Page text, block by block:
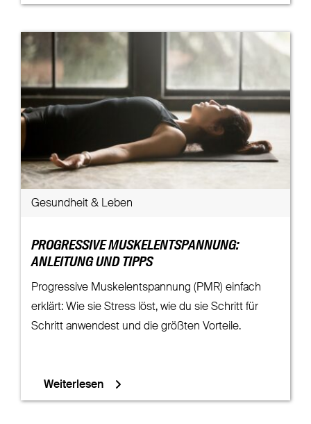
Gesundheit & Leben
PROGRESSIVE MUSKELENTSPANNUNG:
ANLEITUNG UND TIPPS
Progressive Muskelentspannung (PMR) einfach
erklärt: Wie sie Stress löst, wie du sie Schritt für
Schritt anwendest und die größten Vorteile.
Weiterlesen